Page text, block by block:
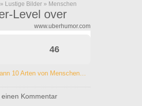
» Lustige Bilder » Menschen
Level over
www.uberhumor.com
46
10 Arten von Menschen…
einen Kommentar